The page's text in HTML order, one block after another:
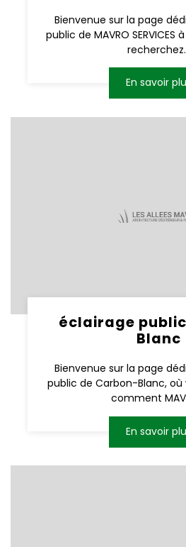
Bienvenue sur la page
public de MAVRO SERVICES
En savoir
éclairage
Blanc
Bienvenue sur la page
public de Carbon-Blanc, où
comment
En savoir